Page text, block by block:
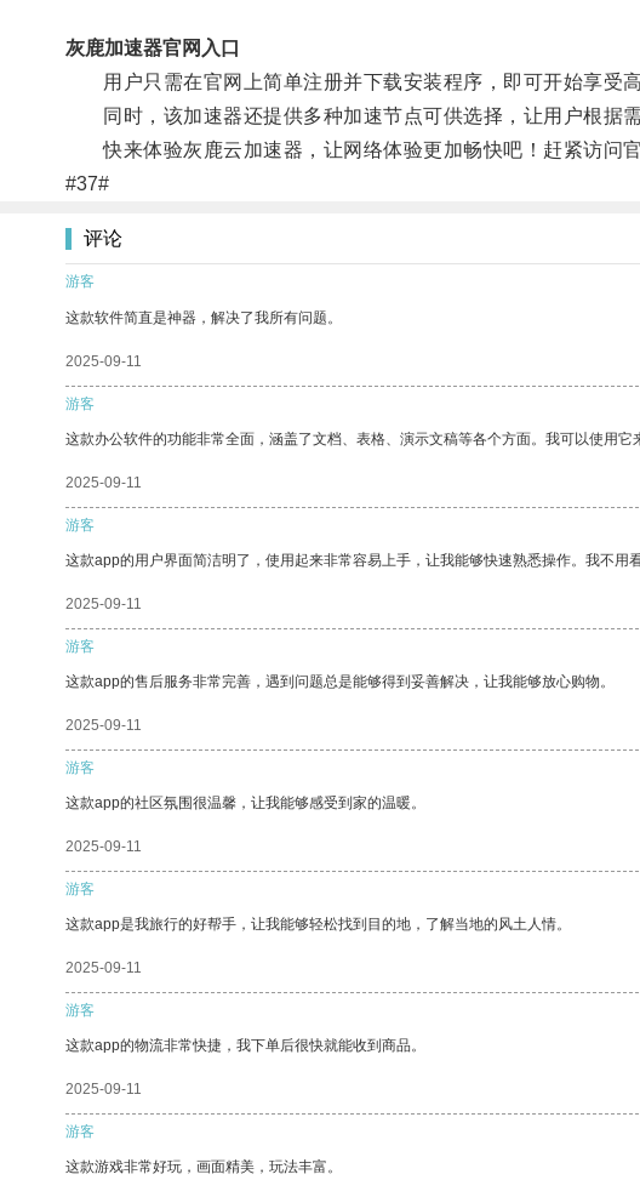
灰鹿加速器官网入口
用户只需在官网上简单注册并下载安装程序，即可开始享受高
同时，该加速器还提供多种加速节点可供选择，让用户根据需
快来体验灰鹿云加速器，让网络体验更加畅快吧！赶紧访问官
#37#
评论
游客
这款软件简直是神器，解决了我所有问题。
2025-09-11
游客
这款办公软件的功能非常全面，涵盖了文档、表格、演示文稿等各个方面。我可以使用它
2025-09-11
游客
这款app的用户界面简洁明了，使用起来非常容易上手，让我能够快速熟悉操作。我不用
2025-09-11
游客
这款app的售后服务非常完善，遇到问题总是能够得到妥善解决，让我能够放心购物。
2025-09-11
游客
这款app的社区氛围很温馨，让我能够感受到家的温暖。
2025-09-11
游客
这款app是我旅行的好帮手，让我能够轻松找到目的地，了解当地的风土人情。
2025-09-11
游客
这款app的物流非常快捷，我下单后很快就能收到商品。
2025-09-11
游客
这款游戏非常好玩，画面精美，玩法丰富。